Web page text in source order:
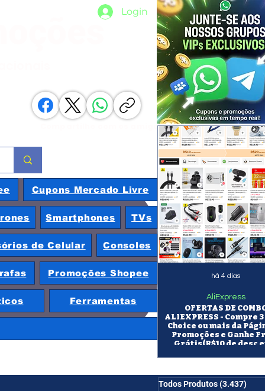
Login
Compartilhe com os amigos
Cupons Mercado Livre
Smartphones TVs
de Celular Consoles
Promoções Shopee
Ferramentas
OFERTAS DE
ALIEXPRESS - Compre
Choice ou mais da
Promoções e Ganhe
Grátis(R$10 de desc
AliExpress
há 4 dias
Todos Produtos(3.437)